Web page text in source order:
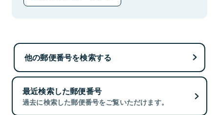
他の郵便番号を検索する
最近検索した郵便番号
過去に検索した郵便番号をご覧いただけます。